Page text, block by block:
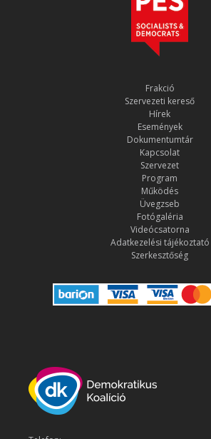
Frakció
Szervezeti kereső
Hírek
Események
Dokumentumtár
Kapcsolat
Szervezet
Program
Működés
Üvegzseb
Fotógaléria
Videócsatorna
Adatkezelési tájékoztató
Szerkesztőség